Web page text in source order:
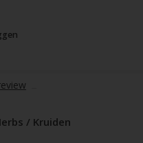
/ Kruiden